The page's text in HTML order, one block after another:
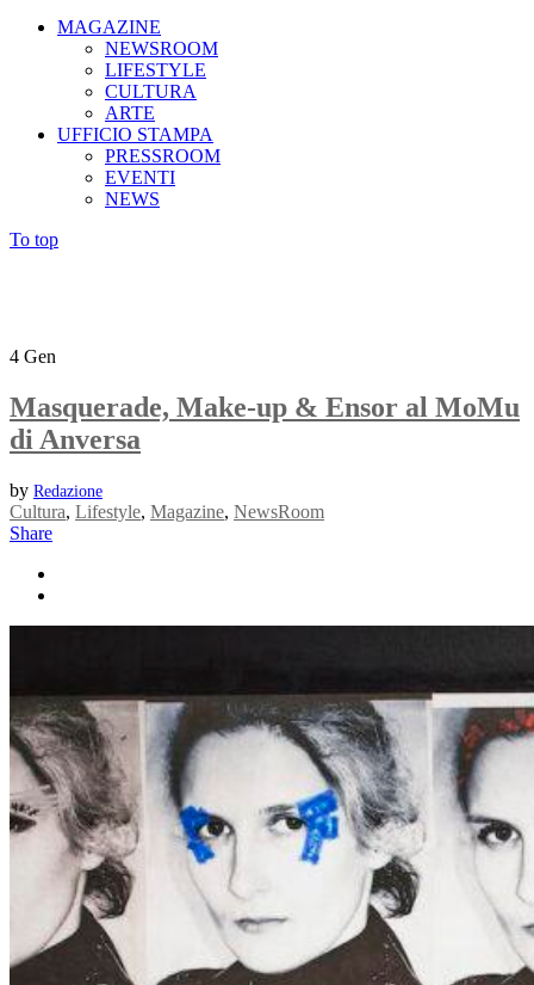
MAGAZINE
NEWSROOM
LIFESTYLE
CULTURA
ARTE
UFFICIO STAMPA
PRESSROOM
EVENTI
NEWS
To top
4 Gen
Masquerade, Make-up & Ensor al MoMu
di Anversa
by Redazione
Cultura, Lifestyle, Magazine, NewsRoom
Share